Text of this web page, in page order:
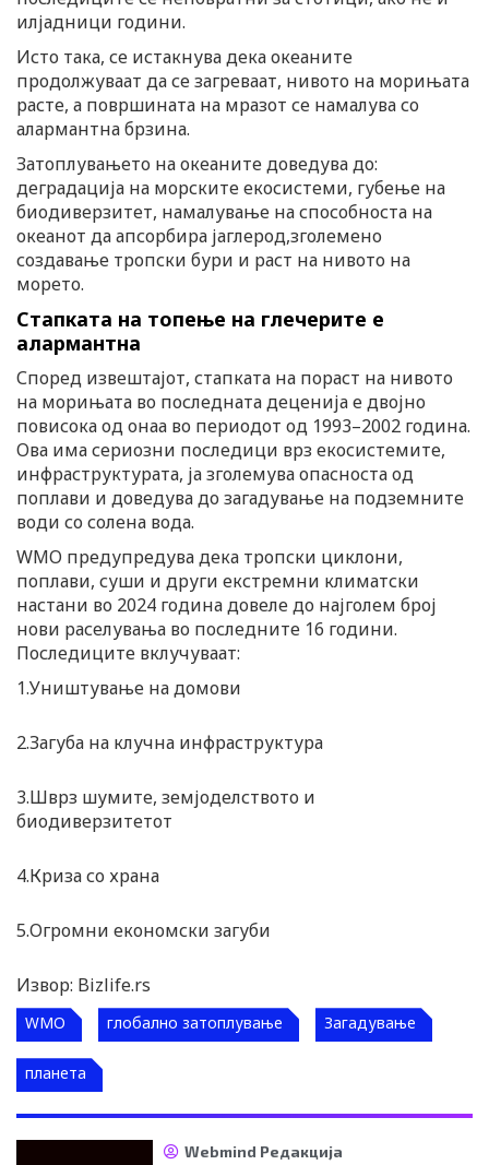
илјадници години.
Исто така, се истакнува дека океаните
продолжуваат да се загреваат, нивото на морињата
расте, а површината на мразот се намалува со
алармантна брзина.
Затоплувањето на океаните доведува до:
деградација на морските екосистеми, губење на
биодиверзитет, намалување на способноста на
океанот да апсорбира јаглерод,зголемено
создавање тропски бури и раст на нивото на
морето.
Стапката на топење на глечерите е
алармантна
Според извештајот, стапката на пораст на нивото
на морињата во последната деценија е двојно
повисока од онаа во периодот од 1993–2002 година.
Ова има сериозни последици врз екосистемите,
инфраструктурата, ја зголемува опасноста од
поплави и доведува до загадување на подземните
води со солена вода.
WMO предупредува дека тропски циклони,
поплави, суши и други екстремни климатски
настани во 2024 година довеле до најголем број
нови раселувања во последните 16 години.
Последиците вклучуваат:
1.Уништување на домови
2.Загуба на клучна инфраструктура
3.Шврз шумите, земјоделството и
биодиверзитетот
4.Криза со храна
5.Огромни економски загуби
Извор: Bizlife.rs
WMO глобално затоплување Загадување
планета
Webmind Редакција